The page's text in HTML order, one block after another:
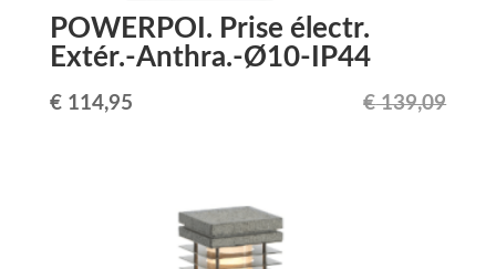
POWERPOI. Prise électr.
Extér.-Anthra.-Ø10-IP44
€139,09
Le
€114,95Le
€ 114,95.